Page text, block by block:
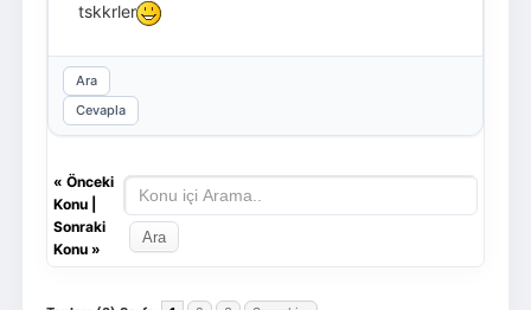
tskkrler
Ara
Cevapla
« Önceki
Konu|
Sonraki
Konu»